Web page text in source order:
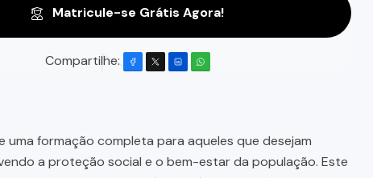
Matricule-se Grátis Agora!
Compartilhe:
uma formação completa para aqueles que desejam
a proteção social e o bem-estar da população. Este